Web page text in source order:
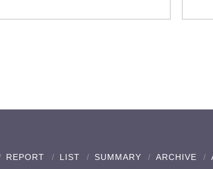
REPORT LIST SUMMARY ARCHIVE